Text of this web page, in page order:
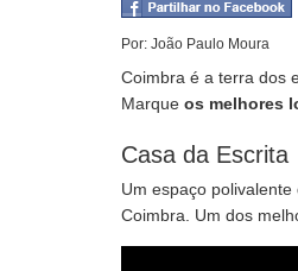
Por: João Paulo Moura
Coimbra é a terra dos
Marque os melhores
Casa da Escrita
Um espaço
Coimbra. Um dos